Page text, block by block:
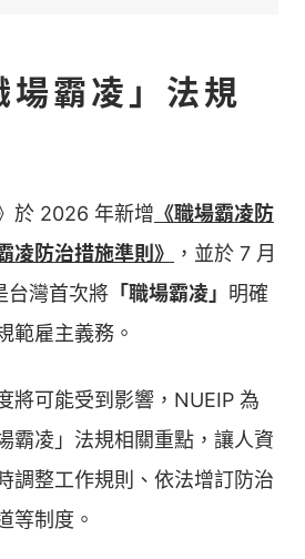
霸凌」法規
於 2026 年新增 《職場霸凌防
凌防治措施準則》
，並於 7 月
台灣首次將 「職場霸凌」 明確
範雇主義務。
將可能受到影響，NUEIP 為
霸凌」法規相關重點，讓人資
調整工作規則、依法增訂防治
等制度。